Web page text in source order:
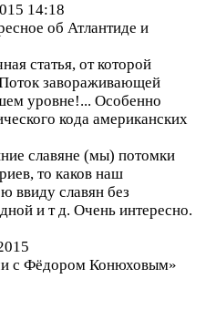
14:18
об Атлантиде и
статья, от которой
завораживающей
уровне!... Особенно
кода американских
славяне (мы) потомки
то каков наш
ввиду славян без
и т д. Очень интересно.
с Фёдором Конюховым»